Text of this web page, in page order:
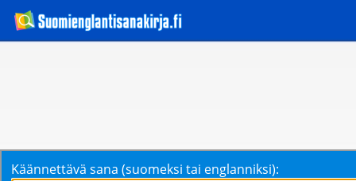
Käännettävä sana (suomeksi tai englanniksi):